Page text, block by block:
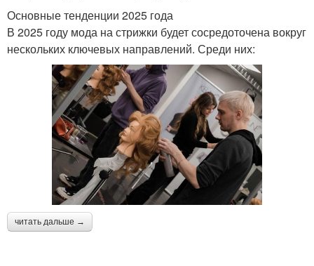
Основные тенденции 2025 года
В 2025 году мода на стрижки будет сосредоточена вокруг
нескольких ключевых направлений. Среди них:
читать дальше →